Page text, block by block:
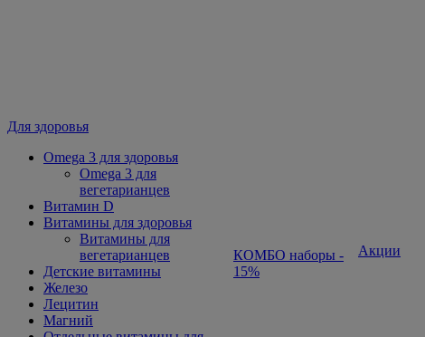
Для здоровья
Omega 3 для здоровья
Omega 3 для
вегетарианцев
Витамин D
Витамины для здоровья
Витамины для
вегетарианцев
Детские витамины
Железо
Лецитин
Магний
КОМБО наборы -
15%
Акции